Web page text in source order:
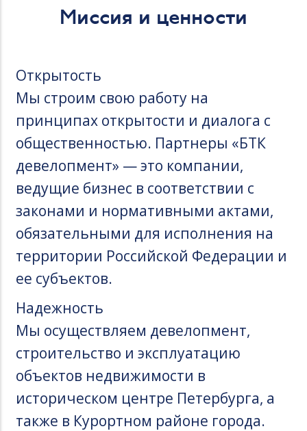
Миссия и ценности
Открытость
Мы строим свою работу на
принципах открытости и диалога с
общественностью. Партнеры «БТК
девелопмент» — это компании,
ведущие бизнес в соответствии с
законами и нормативными актами,
обязательными для исполнения на
территории Российской Федерации и
ее субъектов.
Надежность
Мы осуществляем девелопмент,
строительство и эксплуатацию
объектов недвижимости в
историческом центре Петербурга, а
также в Курортном районе города.